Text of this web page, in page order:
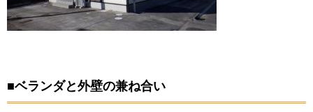
■ベランダと外壁の兼ね合い